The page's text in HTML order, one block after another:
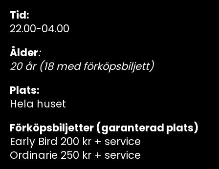
Tid:
22.00-04.00
Ålder:
20 år (18 med förköpsbiljett)
Plats:
Hela huset
Förköpsbiljetter (garanterad plats)
Early Bird 200 kr + service
Ordinarie 250 kr + service